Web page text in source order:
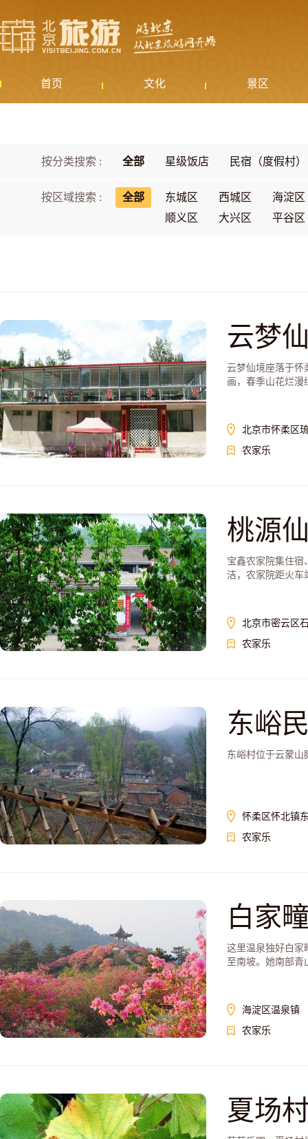
首页 文化 景区
按分类搜索 : 全部 星级饭店 民宿（度假村）
按区域搜索 : 全部 东城区 西城区
海淀区
顺义区
大兴区 平谷区
云梦
云梦仙境座落于怀
画，春季山花烂漫
北京市怀柔区
农家乐
桃源
宝鑫农家院集住宿
洁，农家院距火车
北京市密云区
农家乐
东峪
东峪村位于云蒙山
怀柔区怀北镇
农家乐
白家
这里温泉独好白家
至南坡。她南部青
海淀区温泉镇
农家乐
夏场